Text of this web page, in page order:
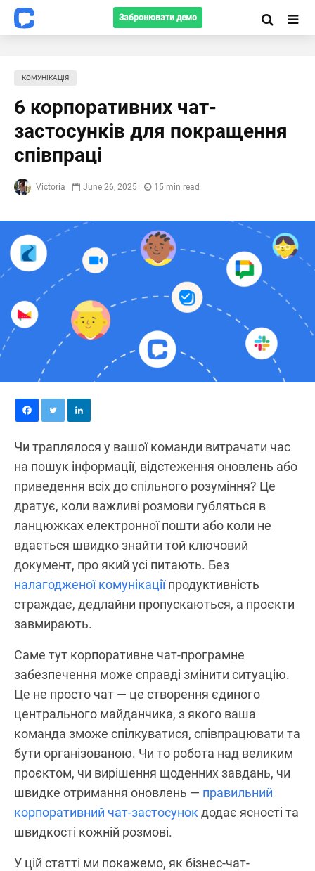
Забронювати демо
КОМУНІКАЦІЯ
6 корпоративних чат-
застосунків для покращення
співпраці
Victoria June 26, 2025 15 min read
Чи траплялося у вашої команди витрачати час
на пошук інформації, відстеження оновлень або
приведення всіх до спільного розуміння? Це
дратує, коли важливі розмови губляться в
ланцюжках електронної пошти або коли не
вдається швидко знайти той ключовий
документ, про який усі питають. Без
налагодженої комунікаціїпродуктивність
страждає, дедлайни пропускаються, а проєкти
завмирають.
Саме тут корпоративне чат-програмне
забезпечення може справді змінити ситуацію.
Це не просто чат — це створення єдиного
центрального майданчика, з якого ваша
команда зможе спілкуватися, співпрацювати та
бути організованою. Чи то робота над великим
проєктом, чи вирішення щоденних завдань, чи
швидке отримання оновлень — правильний
корпоративний чат-застосунок додає ясності та
швидкості кожній розмові.
У цій статті ми покажемо, як бізнес-чат-